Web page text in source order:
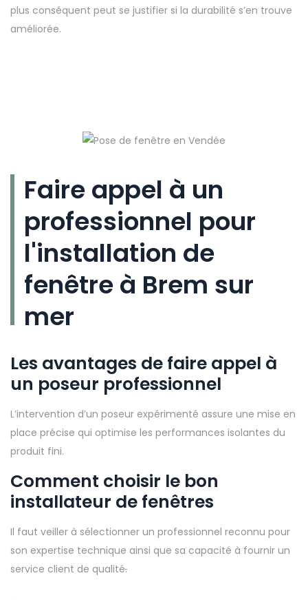
plus conséquent peut se justifier si la durabilité s’en trouve
améliorée.
Faire appel à un
professionnel pour
l'installation de
fenêtre à Brem sur
mer
Les avantages de faire appel à
un poseur professionnel
L’intervention d’un poseur expérimenté assure une mise en
place précise qui optimise les performances isolantes du
produit fini.
Comment choisir le bon
installateur de fenêtres
Il faut veiller à sélectionner un professionnel reconnu pour
son expertise technique ainsi que sa capacité à fournir un
service client de qualité.